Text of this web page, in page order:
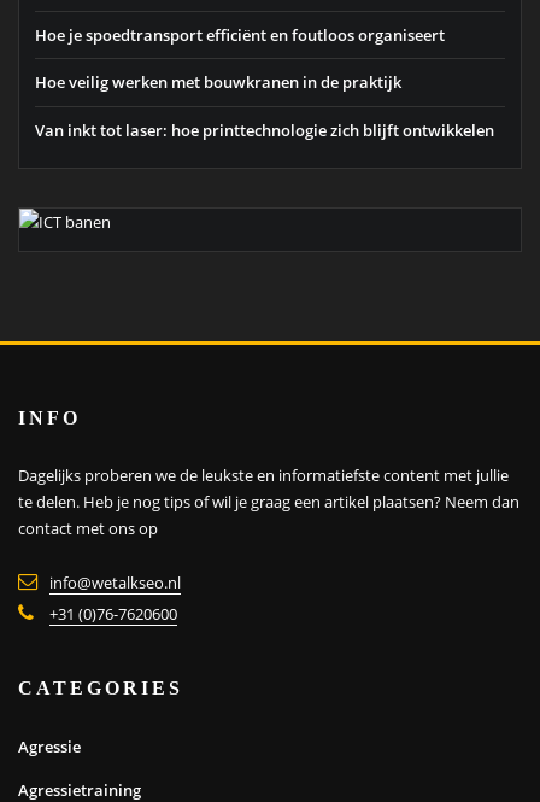
Hoe je spoedtransport efficiënt en foutloos organiseert
Hoe veilig werken met bouwkranen in de praktijk
Van inkt tot laser: hoe printtechnologie zich blijft ontwikkelen
INFO
Dagelijks proberen we de leukste en informatiefste content met jullie
te delen. Heb je nog tips of wil je graag een artikel plaatsen? Neem dan
contact met ons op
info@wetalkseo.nl
+31 (0)76-7620600
CATEGORIES
Agressie
Agressietraining